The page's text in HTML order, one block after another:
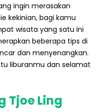
ingin merasakan
kekinian, bagi kamu
wisata yang satu ini
beberapa tips di
dan menyenangkan.
liburanmu dan selamat
Tjoe Ling